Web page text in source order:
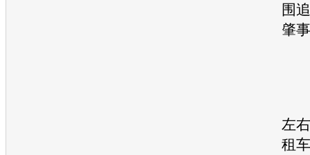
围
肇
左
租